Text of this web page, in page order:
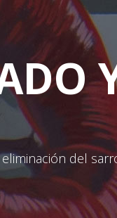
del